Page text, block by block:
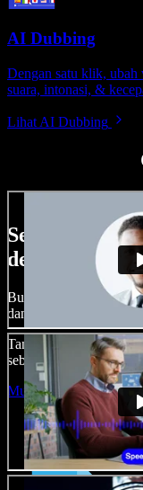
AI Dubbing
Dengan satu klik, ubah
suara, intonasi, &
Lihat AI Dubbing
Sedikit
dengan
Buat voice over,
dan kloning suara
Tanpa kurva belajar,
sebebas mungkin dan
Mulai Studio